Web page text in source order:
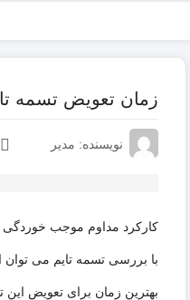
زمان تعویض تسمه
نویسنده: مدیر
کارکرد مداوم موجب خوردگی
با بررسی تسمه تایم می توان
بهترین زمان برای تعویض